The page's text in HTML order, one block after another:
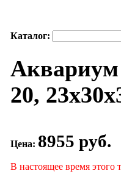
Каталог:
20,
Цена: 8955 руб.
В настоящее время этого